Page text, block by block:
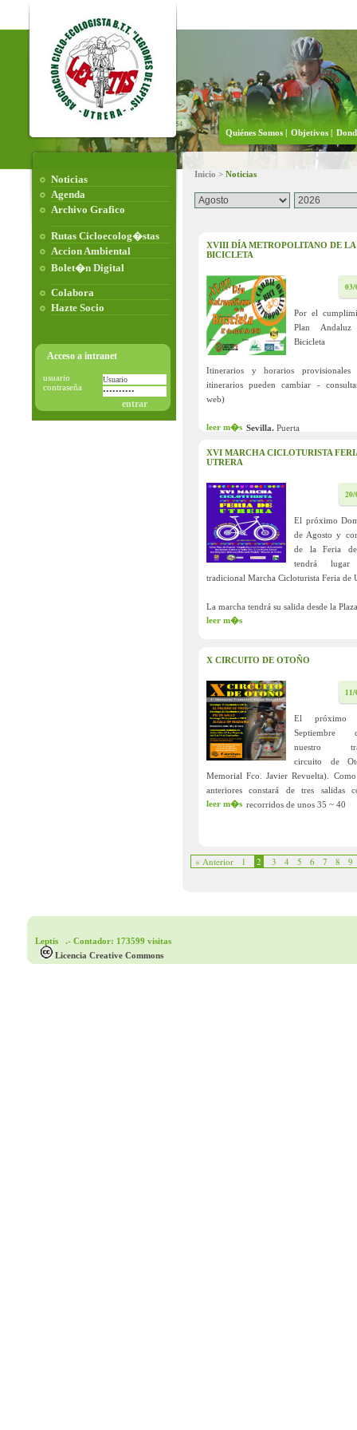
Quiénes Somos | Objetivos |
Noticias
Agenda
Archivo Grafico
Rutas Cicloecolog�stas
Accion Ambiental
Bolet�n Digital
Colabora
Hazte Socio
Acceso a intranet
usuario
contraseña
Inicio > Noticias
XVIII DÍA METROPOLITANO DE LA
BICICLETA
Por el
Plan
Bicicleta
Itinerarios y horarios provisionales
itinerarios pueden cambiar -
web)
Sevilla. Puerta
leer m�s
XVI MARCHA CICLOTURISTA
UTRERA
El próximo
de Agosto y
de la Feria
tendrá lugar
tradicional Marcha Cicloturista Feria de
La marcha tendrá su salida desde la
leer m�s
X CIRCUITO DE OTOÑO
El próximo
Septiembre
nuestro
circuito de
Memorial Fco. Javier Revuelta).
anteriores constará de tres salidas
recorridos de unos 35 ~ 40
leer m�s
« Anterior 1 2 3 4 5 6 7 8 9
Leptis .- Contador: 173599 visitas
Licencia Creative Commons